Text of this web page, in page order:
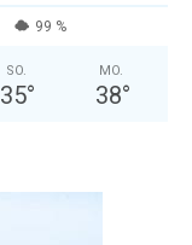
99 %
SO.
35°
MO.
38°